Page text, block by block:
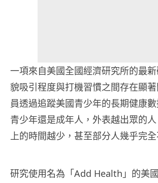
一項來自美國全國經濟研究所的最
貌吸引程度與打機習慣之間存在顯
員透過追蹤美國青少年的長期健康
青少年還是成年人，外表越出眾的
上的時間越少，甚至部分人幾乎完全
研究使用名為「Add Health」的美